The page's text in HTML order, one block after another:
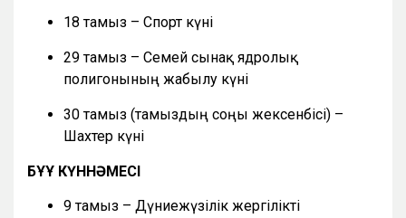
18 тамыз – Спорт күні
29 тамыз – Семей сынақ ядролық
полигонының жабылу күні
30 тамыз (тамыздың соңғы жексенбісі) –
Шахтер күні
БҰҰ КҮННӘМЕСІ
9 тамыз – Дүниежүзілік жергілікті